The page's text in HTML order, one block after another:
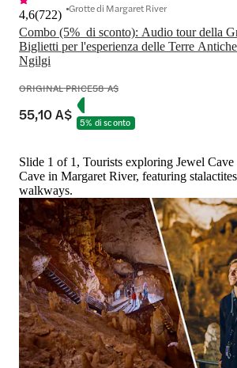
Combo (5%  di sconto): Audio tour della
Biglietti per l'esperienza delle Terre
Ngilgi
4,6(722) Grotte di Margaret River
ORIGINAL PRICE58 A$
55,10 A$ 5% di sconto
Slide 1 of 1, Tourists exploring Jewel
Cave in Margaret River, featuring
walkways.